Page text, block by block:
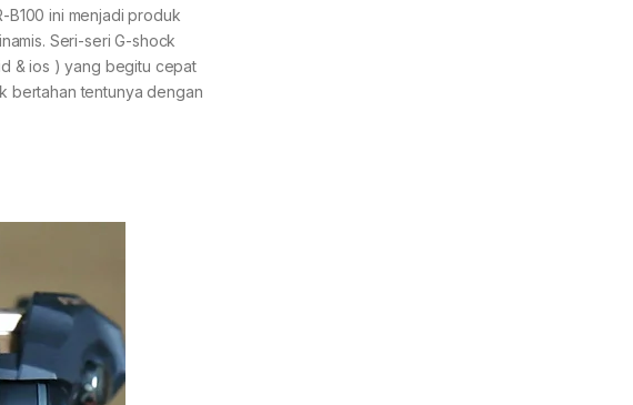
B100 ini menjadi produk
Seri-seri G-shock
& ios ) yang begitu cepat
bertahan tentunya dengan